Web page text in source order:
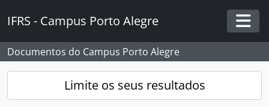
IFRS - Campus Porto Alegre
Documentos do Campus Porto Alegre
Limite os seus resultados